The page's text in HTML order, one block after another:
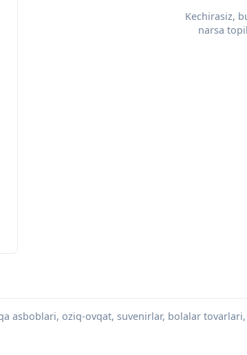
Kechirasiz,
narsa
asboblari, oziq-ovqat, suvenirlar, bolalar